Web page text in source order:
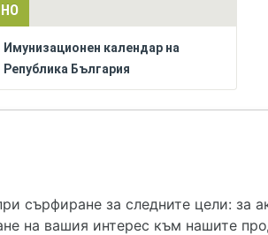
Имунизационен календар на
Република България
все че се полагат всички усилия за обновяване и
и самолечението могат да бъдат опасни за
сърфиране за следните цели: за
на вашия интерес към нашите